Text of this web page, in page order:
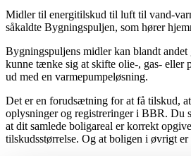
Midler til energitilskud til luft til vand-
såkaldte Bygningspuljen, som hører
Bygningspuljens midler kan blandt andet
kunne tænke sig at skifte olie-, gas- eller
ud med en varmepumpeløsning.
Det er en forudsætning for at få tilskud,
oplysninger og registreringer i BBR. Du
at dit samlede boligareal er korrekt
tilskudsstørrelse. Og at boligen i øvrigt er